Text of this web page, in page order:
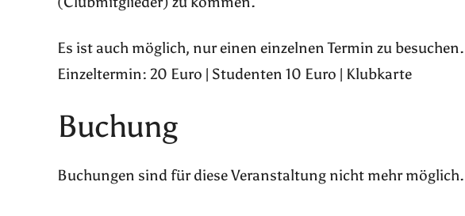
Es ist auch möglich, nur einen einzelnen Termin zu besuchen.
Einzeltermin: 20 Euro | Studenten 10 Euro | Klubkarte
Buchung
Buchungen sind für diese Veranstaltung nicht mehr möglich.